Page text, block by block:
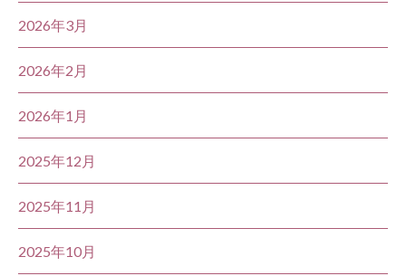
2026年3月
2026年2月
2026年1月
2025年12月
2025年11月
2025年10月